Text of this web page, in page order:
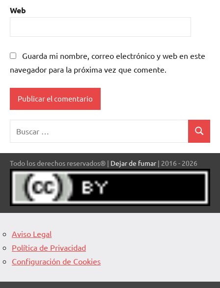
Web
Guarda mi nombre, correo electrónico y web en este
navegador para la próxima vez que comente.
Buscar
Todo los derechos reservados® | Dejar de fumar| 2016 - 2026
Aviso Legal
Política de Privacidad
Configuración de Cookies